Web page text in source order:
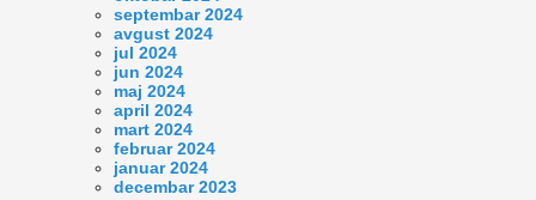
septembar 2024
avgust 2024
jul 2024
jun 2024
maj 2024
april 2024
mart 2024
februar 2024
januar 2024
decembar 2023